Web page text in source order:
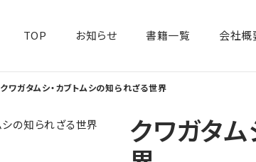
TOP お知らせ 書籍一覧​ 会社概
クワガタムシ・カブトムシの知られざる世界
クワガタ